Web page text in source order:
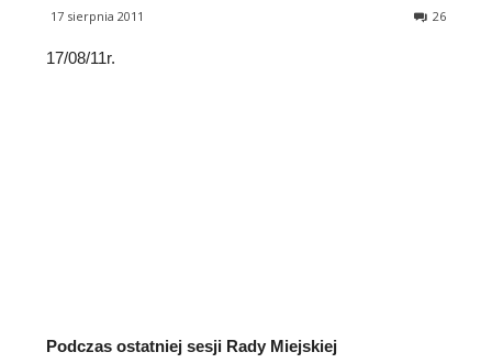
17 sierpnia 2011 26
17/08/11r.
Podczas ostatniej sesji Rady Miejskiej